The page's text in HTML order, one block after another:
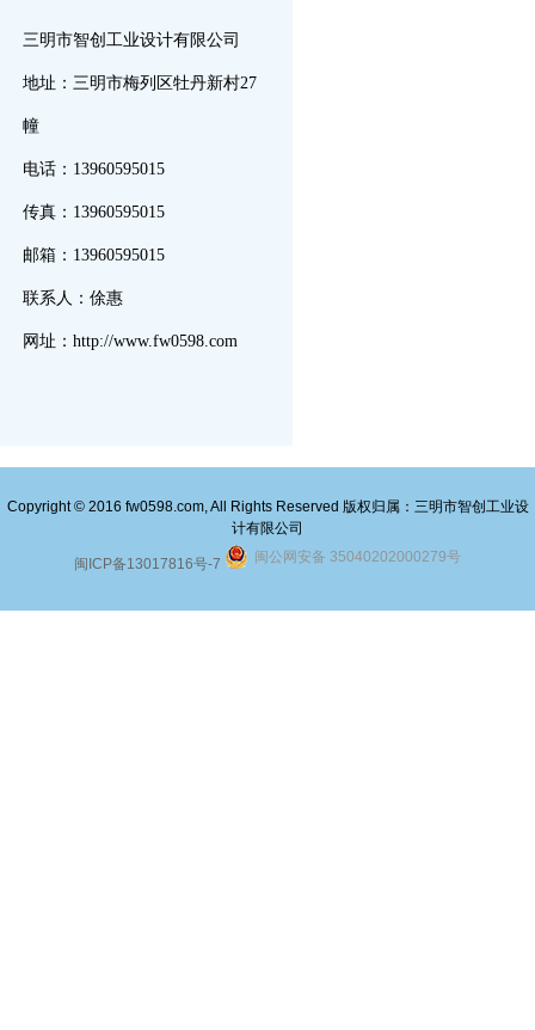
三明市智创工业设计有限公司
地址：三明市梅列区牡丹新村27
幢
电话：13960595015
传真：13960595015
邮箱：13960595015
联系人：俆惠
网址：http://www.fw0598.com
Copyright © 2016 fw0598.com, All Rights Reserved 版权归属：三明市智创工业设
计有限公司
闽ICP备13017816号-7 闽公网安备 35040202000279号